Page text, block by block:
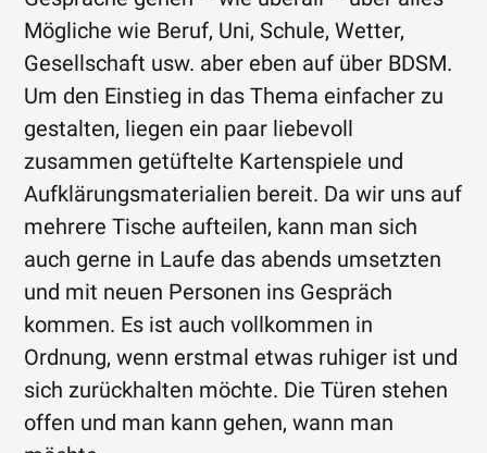
Mögliche wie Beruf, Uni, Schule, Wetter,
Gesellschaft usw. aber eben auf über BDSM.
Um den Einstieg in das Thema einfacher zu
gestalten, liegen ein paar liebevoll
zusammen getüftelte Kartenspiele und
Aufklärungsmaterialien bereit. Da wir uns auf
mehrere Tische aufteilen, kann man sich
auch gerne in Laufe das abends umsetzten
und mit neuen Personen ins Gespräch
kommen. Es ist auch vollkommen in
Ordnung, wenn erstmal etwas ruhiger ist und
sich zurückhalten möchte. Die Türen stehen
offen und man kann gehen, wann man